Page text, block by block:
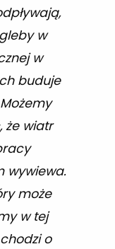
w
w
buduje
że wiatr
wywiewa.
może
w tej
o